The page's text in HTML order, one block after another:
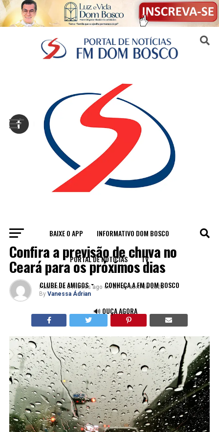
BAIXE O APP INFORMATIVO DOM BOSCO
PORTAL DE NOTÍCIAS TV
CLUBE DE AMIGOS CONHEÇA A FM DOM BOSCO
🔊 OUÇA AGORA
CEARÁ
Confira a previsão de chuva no
Ceará para os próximos dias
Published 3 meses ago on 27 de abril de 2026
By Vanessa Ádrian
Sair da versão mobile